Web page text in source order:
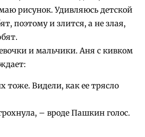
рисунок. Удивляюсь детской
поэтому и злится, а не злая,
и мальчики. Аня с кивком
тоже. Видели, как ее трясло
– вроде Пашкин голос.